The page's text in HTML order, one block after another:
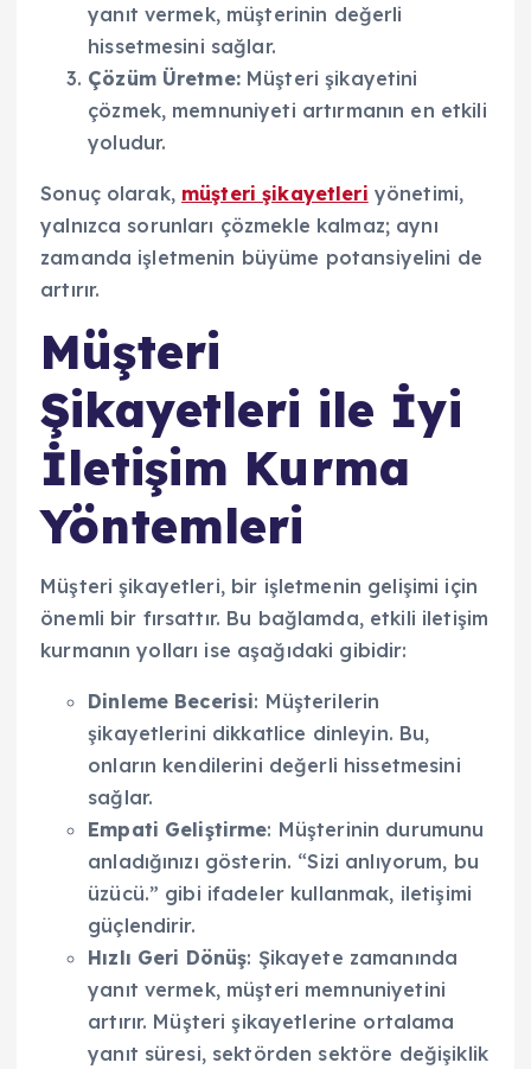
yanıt vermek, müşterinin değerli
hissetmesini sağlar.
Çözüm Üretme:Müşteri şikayetini
çözmek, memnuniyeti artırmanın en etkili
yoludur.
Sonuç olarak, müşteri şikayetleri yönetimi,
yalnızca sorunları çözmekle kalmaz; aynı
zamanda işletmenin büyüme potansiyelini de
artırır.
Müşteri
Şikayetleri ile İyi
İletişim Kurma
Yöntemleri
Müşteri şikayetleri, bir işletmenin gelişimi için
önemli bir fırsattır. Bu bağlamda, etkili iletişim
kurmanın yolları ise aşağıdaki gibidir:
Dinleme Becerisi: Müşterilerin
şikayetlerini dikkatlice dinleyin. Bu,
onların kendilerini değerli hissetmesini
sağlar.
Empati Geliştirme: Müşterinin durumunu
anladığınızı gösterin. “Sizi anlıyorum, bu
üzücü.” gibi ifadeler kullanmak, iletişimi
güçlendirir.
Hızlı Geri Dönüş: Şikayete zamanında
yanıt vermek, müşteri memnuniyetini
artırır. Müşteri şikayetlerine ortalama
yanıt süresi, sektörden sektöre değişiklik